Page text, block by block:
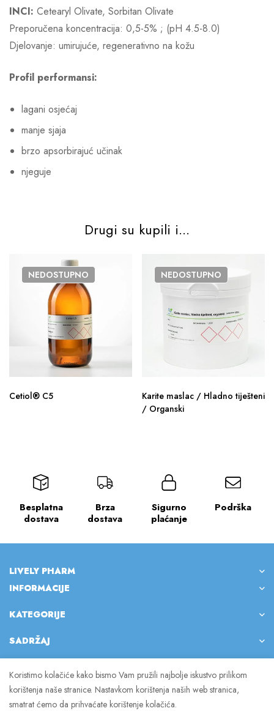
INCI: Cetearyl Olivate, Sorbitan Olivate
Preporučena koncentracija: 0,5-5% ; (pH 4.5-8.0)
Djelovanje: umirujuće, regenerativno na kožu
Profil performansi:
lagani osjećaj
manje sjaja
brzo apsorbirajuć učinak
njeguje
Drugi su kupili i...
NEDOSTUPNO
Cetiol® C5
NEDOSTUPNO
Karite maslac / Hladno tiješteni
/ Organski
Besplatna
dostava
Brza
dostava
Sigurno
plaćanje
Podrška
LIVELY PHARM
INFORMACIJE
KATEGORIJE
SADRŽAJ
© 2023 Lively Pharm. Sva prava pridržana.
Koristimo kolačiće kako bismo Vam pružili najbolje iskustvo prilikom
korištenja naše stranice. Nastavkom korištenja naših web stranica,
smatrat ćemo da prihvaćate korištenje kolačića.